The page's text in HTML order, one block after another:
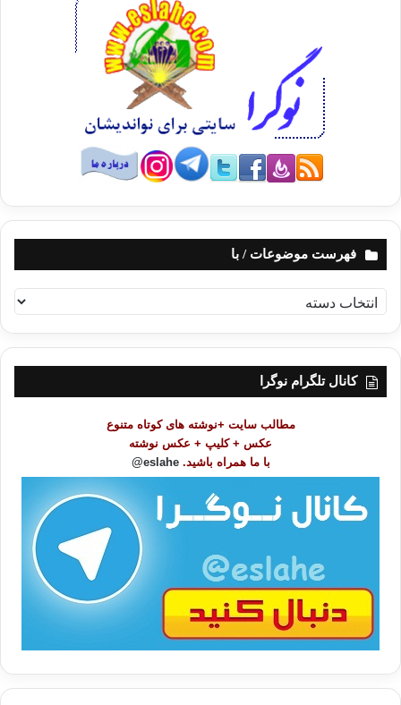
فهرست موضوعات / با
ه
ر
کانال تلگرام نوگرا
مطالب سایت +نوشته های کوتاه متنوع
عکس + کلیپ + عکس نوشته
با ما همراه باشید. eslahe@